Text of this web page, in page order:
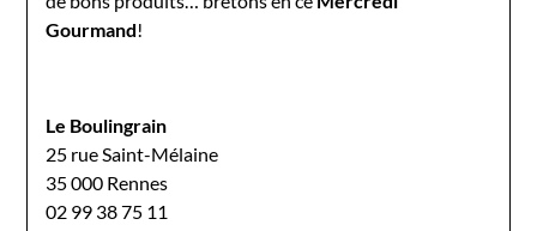
Gourmand!
Le Boulingrain
25 rue Saint-Mélaine
35 000 Rennes
02 99 38 75 11